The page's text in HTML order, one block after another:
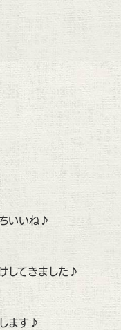
いいね♪
してきました♪
ます♪